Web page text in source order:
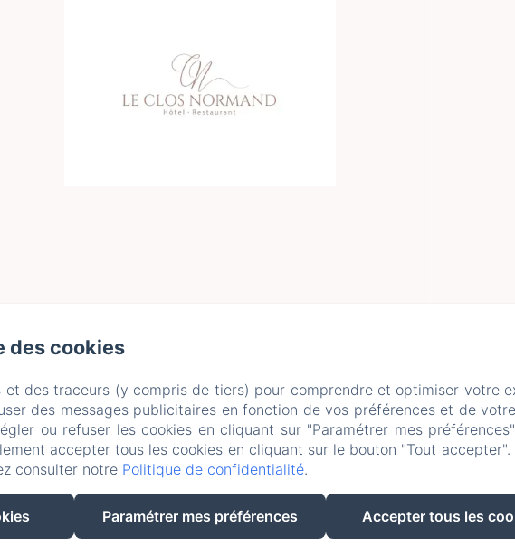
EN FR DE
des cookies
et des traceurs (y compris de tiers) pour comprendre et optimiser votre
des messages publicitaires en fonction de vos préférences et de
ou refuser les cookies en cliquant sur "Paramétrer mes
accepter tous les cookies en cliquant sur le bouton "Tout accepter".
consulter notre Politique de confidentialité.
Paramétrer mes préférences Accepter tous les